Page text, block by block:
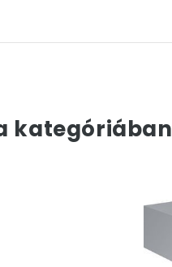
kategóriában